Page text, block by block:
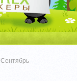
Сентябрь